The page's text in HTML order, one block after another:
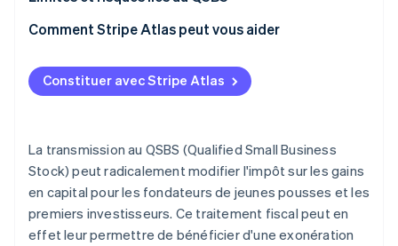
Préparer la documentation sur les actions
Obtenir l’approbation du conseil d’administration
pour l’émission d’actions
Maintenez une conformité permanente
long terme
Comment Stripe Atlas peut vous aider
Faire une demande auprès d’Atlas
Accepter des paiements et effectuer des
Achat d’actions dématérialisées par les fondateurs
Déclaration fiscale automatique 83(b)
Documents juridiques d’entreprise de classe
mondiale
Constituer avec Stripe Atlas
La transmission au QSBS (Qualified Small Business
Stock) peut radicalement modifier l'impôt sur les gains
en capital pour les fondateurs de jeunes pousses et les
premiers investisseurs. Ce traitement fiscal peut en
effet leur permettre de bénéficier d'une exonération